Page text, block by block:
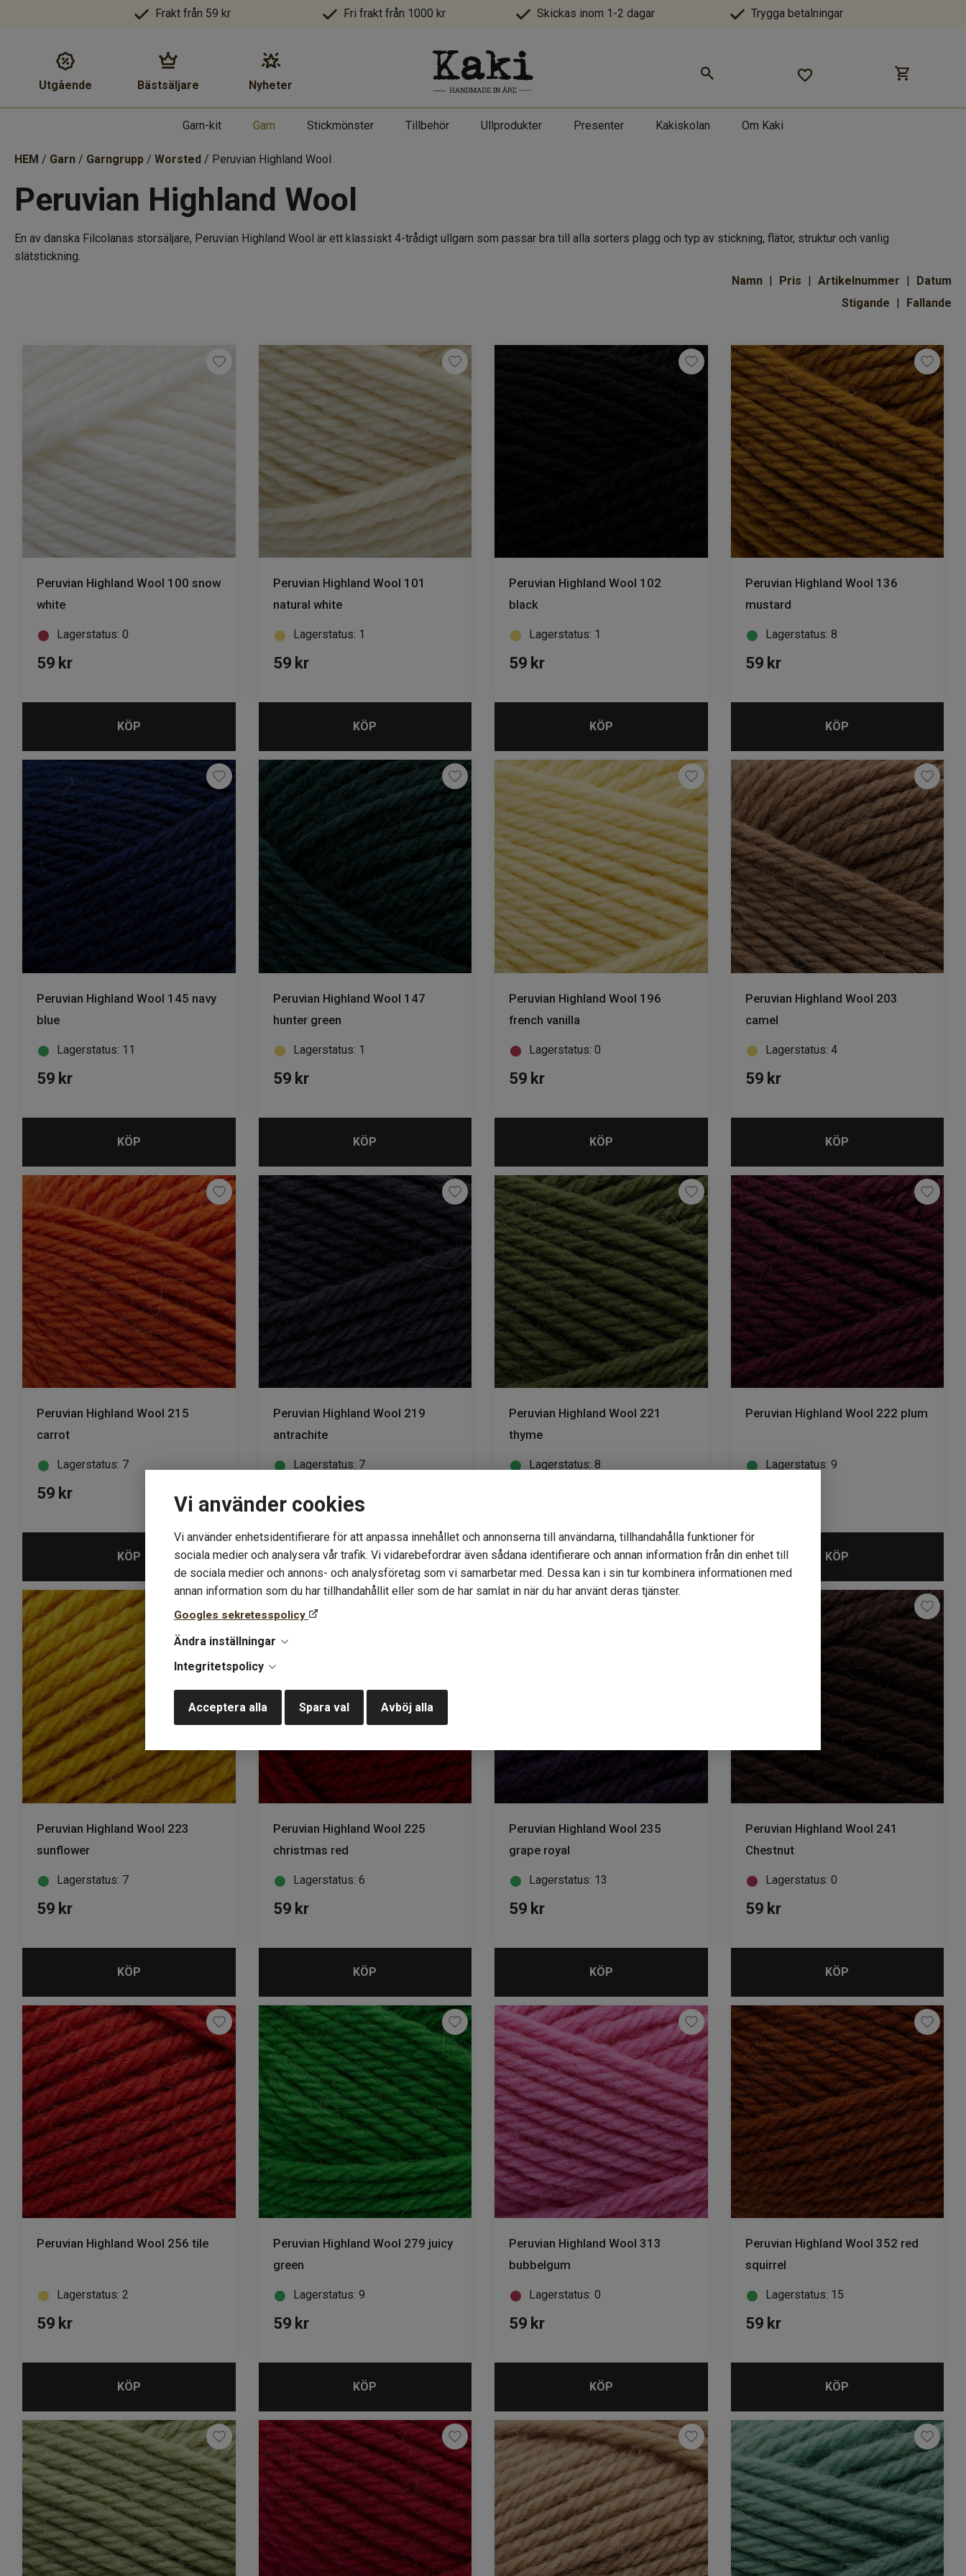
Vi använder cookies
Vi använder enhetsidentifierare för att anpassa innehållet och annonserna till användarna, tillhandahålla funktioner för
sociala medier och analysera vår trafik. Vi vidarebefordrar även sådana identifierare och annan information från din enhet till
de sociala medier och annons- och analysföretag som vi samarbetar med. Dessa kan i sin tur kombinera informationen med
annan information som du har tillhandahållit eller som de har samlat in när du har använt deras tjänster.
Googles sekretesspolicy
Ändra inställningar
Integritetspolicy
Acceptera alla Spara val Avböj alla
Frakt från 59 kr Fri frakt från 1000 kr Skickas inom 1-2 dagar Trygga betalningar
Utgående Bästsäljare Nyheter
Garn-kit Garn Stickmönster Tillbehör Ullprodukter Presenter Kakiskolan Om Kaki
HEM / Garn / Garngrupp / Worsted / Peruvian Highland Wool
Peruvian Highland Wool
En av danska Filcolanas storsäljare, Peruvian Highland Wool är ett klassiskt 4-trådigt ullgarn som passar bra till alla sorters plagg och typ av stickning, flätor, struktur och vanlig
slätstickning.
Namn
Pris Artikelnummer
Datum
Stigande
Fallande
Peruvian Highland Wool 100 snow
white
Lagerstatus: 0
59 kr
KÖP
Peruvian Highland Wool 101
natural white
Lagerstatus: 1
59 kr
KÖP
Peruvian Highland Wool 102
black
Lagerstatus: 1
59 kr
KÖP
Peruvian Highland Wool 136
mustard
Lagerstatus: 8
59 kr
KÖP
Peruvian Highland Wool 145 navy
blue
Lagerstatus: 11
59 kr
KÖP
Peruvian Highland Wool 147
hunter green
Lagerstatus: 1
59 kr
KÖP
Peruvian Highland Wool 196
french vanilla
Lagerstatus: 0
59 kr
KÖP
Peruvian Highland Wool 203
camel
Lagerstatus: 4
59 kr
KÖP
Peruvian Highland Wool 215
carrot
Lagerstatus: 7
59 kr
KÖP
Peruvian Highland Wool 219
antrachite
Lagerstatus: 7
KÖP
Peruvian Highland Wool 221
thyme
Lagerstatus: 8
KÖP
Peruvian Highland Wool 222 plum
Lagerstatus: 9
KÖP
Peruvian Highland Wool 223
sunflower
Lagerstatus: 7
59 kr
KÖP
Peruvian Highland Wool 225
christmas red
Lagerstatus: 6
59 kr
KÖP
Peruvian Highland Wool 235
grape royal
Lagerstatus: 13
59 kr
KÖP
Peruvian Highland Wool 241
Chestnut
Lagerstatus: 0
59 kr
KÖP
Peruvian Highland Wool 256 tile
Lagerstatus: 2
59 kr
KÖP
Peruvian Highland Wool 279 juicy
green
Lagerstatus: 9
59 kr
KÖP
Peruvian Highland Wool 313
bubbelgum
Lagerstatus: 0
59 kr
KÖP
Peruvian Highland Wool 352 red
squirrel
Lagerstatus: 15
59 kr
KÖP